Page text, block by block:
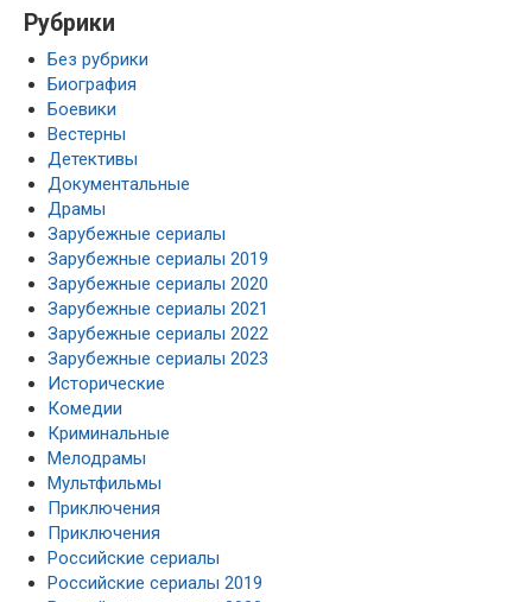
Рубрики
Без рубрики
Биография
Боевики
Вестерны
Детективы
Документальные
Драмы
Зарубежные сериалы
Зарубежные сериалы 2019
Зарубежные сериалы 2020
Зарубежные сериалы 2021
Зарубежные сериалы 2022
Зарубежные сериалы 2023
Исторические
Комедии
Криминальные
Мелодрамы
Мультфильмы
Приключения
Приключения
Российские сериалы
Российские сериалы 2019